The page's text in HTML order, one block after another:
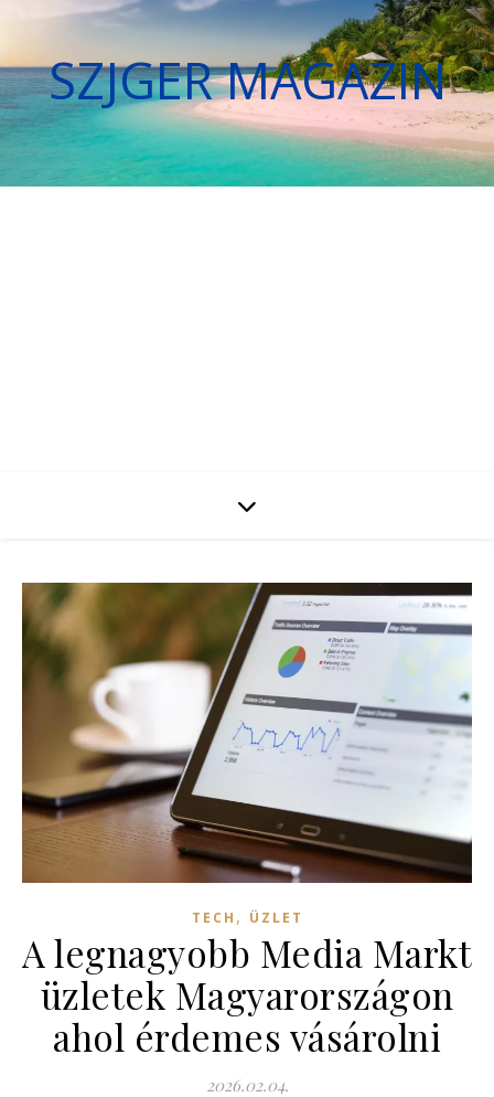
SZJGER MAGAZIN
TECH , ÜZLET
A legnagyobb Media Markt
üzletek Magyarországon
ahol érdemes vásárolni
2026.02.04.